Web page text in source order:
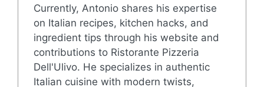
Currently, Antonio shares his expertise
on Italian recipes, kitchen hacks, and
ingredient tips through his website and
contributions to Ristorante Pizzeria
Dell'Ulivo. He specializes in authentic
Italian cuisine with modern twists,